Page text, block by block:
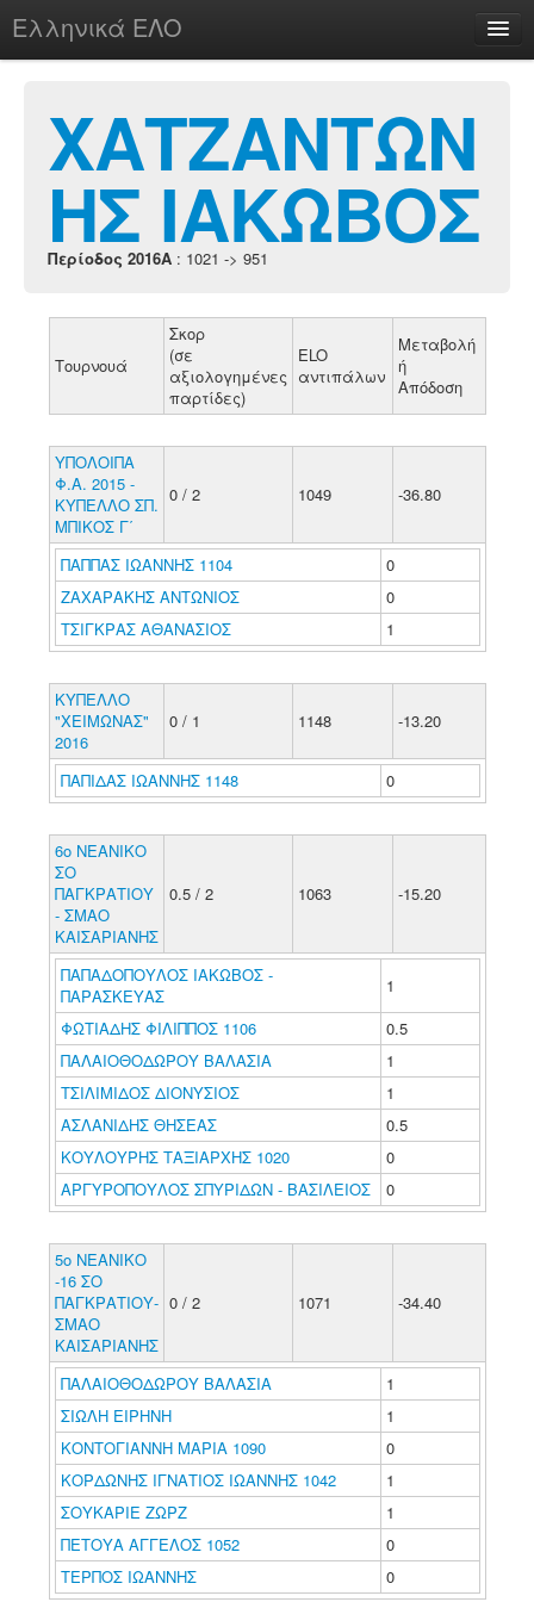
Ελληνικά ΕΛΟ
chesstu.be @ discord
Login
ΧΑΤΖΑΝΤΩΝ
ΗΣ ΙΑΚΩΒΟΣ
Περίοδος 2016A : 1021 -> 951
Τουρνουά
Σκορ
(σε
αξιολογημένες
παρτίδες)
ELO
αντιπάλων
Μεταβολή
ή
Απόδοση
ΥΠΟΛΟΙΠΑ
Φ.Α. 2015 -
ΚΥΠΕΛΛΟ ΣΠ.
ΜΠΙΚΟΣ Γ΄
0 / 2 1049 -36.80
ΠΑΠΠΑΣ ΙΩΑΝΝΗΣ 1104
0
ΖΑΧΑΡΑΚΗΣ ΑΝΤΩΝΙΟΣ
0
ΤΣΙΓΚΡΑΣ ΑΘΑΝΑΣΙΟΣ
1
ΚΥΠΕΛΛΟ
"ΧΕΙΜΩΝΑΣ"
2016
0 / 1 1148 -13.20
ΠΑΠΙΔΑΣ ΙΩΑΝΝΗΣ 1148 0
6ο ΝΕΑΝΙΚΟ
ΣΟ
ΠΑΓΚΡΑΤΙΟΥ
- ΣΜΑΟ
ΚΑΙΣΑΡΙΑΝΗΣ
0.5 / 2 1063 -15.20
ΠΑΠΑΔΟΠΟΥΛΟΣ ΙΑΚΩΒΟΣ -
ΠΑΡΑΣΚΕΥΑΣ
1
ΦΩΤΙΑΔΗΣ ΦΙΛΙΠΠΟΣ 1106
0.5
ΠΑΛΑΙΟΘΟΔΩΡΟΥ ΒΑΛΑΣΙΑ
1
ΤΣΙΛΙΜΙΔΟΣ ΔΙΟΝΥΣΙΟΣ
1
ΑΣΛΑΝΙΔΗΣ ΘΗΣΕΑΣ
0.5
ΚΟΥΛΟΥΡΗΣ ΤΑΞΙΑΡΧΗΣ 1020
0
ΑΡΓΥΡΟΠΟΥΛΟΣ ΣΠΥΡΙΔΩΝ - ΒΑΣΙΛΕΙΟΣ
0
5ο ΝΕΑΝΙΚΟ
-16 ΣΟ
ΠΑΓΚΡΑΤΙΟΥ-
ΣΜΑΟ
ΚΑΙΣΑΡΙΑΝΗΣ
0 / 2 1071 -34.40
ΠΑΛΑΙΟΘΟΔΩΡΟΥ ΒΑΛΑΣΙΑ
1
ΣΙΩΛΗ ΕΙΡΗΝΗ
1
ΚΟΝΤΟΓΙΑΝΝΗ ΜΑΡΙΑ 1090
0
ΚΟΡΔΩΝΗΣ ΙΓΝΑΤΙΟΣ ΙΩΑΝΝΗΣ 1042
1
ΣΟΥΚΑΡΙΕ ΖΩΡΖ
1
ΠΕΤΟΥΑ ΑΓΓΕΛΟΣ 1052
0
ΤΕΡΠΟΣ ΙΩΑΝΝΗΣ
0